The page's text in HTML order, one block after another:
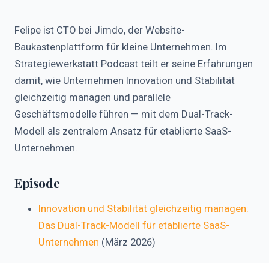
Felipe ist CTO bei Jimdo, der Website-
Baukastenplattform für kleine Unternehmen. Im
Strategiewerkstatt Podcast teilt er seine Erfahrungen
damit, wie Unternehmen Innovation und Stabilität
gleichzeitig managen und parallele
Geschäftsmodelle führen — mit dem Dual-Track-
Modell als zentralem Ansatz für etablierte SaaS-
Unternehmen.
Episode
Innovation und Stabilität gleichzeitig managen:
Das Dual-Track-Modell für etablierte SaaS-
Unternehmen (März 2026)